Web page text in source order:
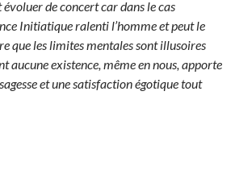
de concert car dans le cas
Initiatique ralenti l’homme et peut le
que les limites mentales sont illusoires
aucune existence, même en nous , apporte
et une satisfaction égotique tout